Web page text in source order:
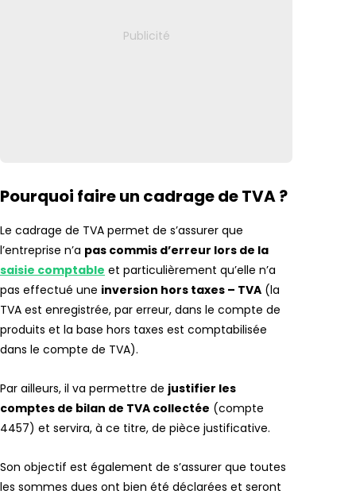
Pourquoi faire un cadrage de TVA ?
Le cadrage de TVA permet de s’assurer que
l’entreprise n’a pas commis d’erreur lors de la
saisie comptable et particulièrement qu’elle n’a
pas effectué une inversion hors taxes – TVA (la
TVA est enregistrée, par erreur, dans le compte de
produits et la base hors taxes est comptabilisée
dans le compte de TVA).
Par ailleurs, il va permettre de justifier les
comptes de bilan de TVA collectée (compte
4457) et servira, à ce titre, de pièce justificative.
Son objectif est également de s’assurer que toutes
les sommes dues ont bien été déclarées et seront